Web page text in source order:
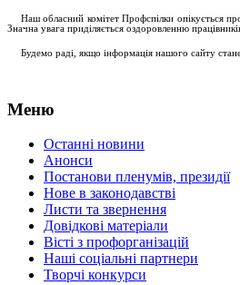
Наш обласний комітет Профспілки опікується
Значна увага приділяється оздоровленню
Будемо раді, якщо інформація нашого сайту
Меню
Останні новини
Анонси
Постанови пленумів, президії
Нове в законодавстві
Листи та звернення
Довідкові матеріали
Вісті з профорганізацій
Наші соціальні партнери
Творчі конкурси